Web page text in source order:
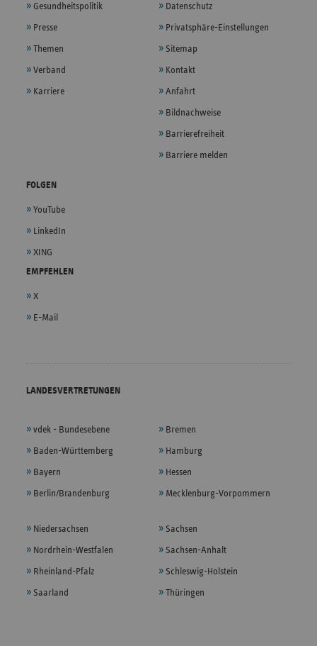
Gesundheitspolitik
Presse
Themen
Verband
Karriere
Datenschutz
Privatsphäre-Einstellungen
Sitemap
Kontakt
Anfahrt
Bildnachweise
Barrierefreiheit
Barriere melden
FOLGEN
YouTube
LinkedIn
XING
EMPFEHLEN
X
E-Mail
LANDESVERTRETUNGEN
vdek - Bundesebene
Baden-Württemberg
Bayern
Berlin/Brandenburg
Bremen
Hamburg
Hessen
Mecklenburg-Vorpommern
Niedersachsen
Nordrhein-Westfalen
Rheinland-Pfalz
Saarland
Sachsen
Sachsen-Anhalt
Schleswig-Holstein
Thüringen